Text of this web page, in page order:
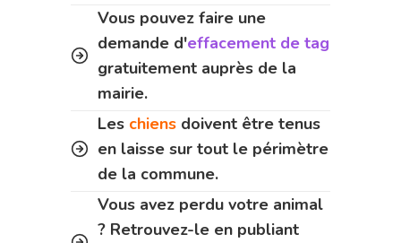
Vous pouvez faire une
demande d'effacement de tag
gratuitement auprès de la
mairie.
Les chiens doivent être tenus
en laisse sur tout le périmètre
de la commune.
Vous avez perdu votre animal
? Retrouvez-le en publiant